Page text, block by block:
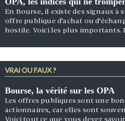
En Bourse, il existe des signaux à
offre publique d’achat ou
hostile. Voici les plus importants.
VRAI OU FAUX ?
Bourse, la vérité sur les OPA
Les offres publiques sont une
actionnaires, car elles sont
Voici tout ce que vous devez